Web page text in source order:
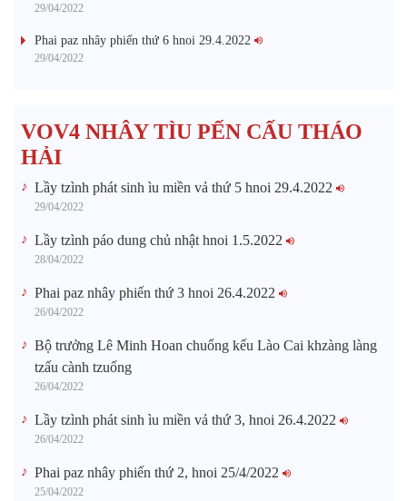
29/04/2022
Phai paz nhây phiến thứ 6 hnoi 29.4.2022
29/04/2022
VOV4 NHÂY TÌU PẾN CẤU THÁO
HẢI
Lầy tzình phát sinh ìu miền vả thứ 5 hnoi 29.4.2022
29/04/2022
Lầy tzình páo dung chủ nhật hnoi 1.5.2022
28/04/2022
Phai paz nhây phiến thứ 3 hnoi 26.4.2022
26/04/2022
Bộ trưởng Lê Minh Hoan chuổng kếu Lào Cai khzàng làng
tzấu cành tzuống​
26/04/2022
Lầy tzình phát sinh ìu miền vả thứ 3, hnoi 26.4.2022
26/04/2022
Phai paz nhây phiến thứ 2, hnoi 25/4/2022
25/04/2022